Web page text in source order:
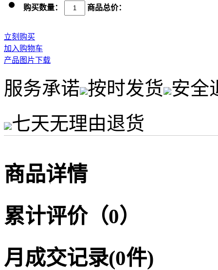
购买数量： 商品总价：
立刻购买
加入购物车
产品图片下载
服务承诺 按时发货 安全
七天无理由退货
商品详情
累计评价（0）
月成交记录(0件)